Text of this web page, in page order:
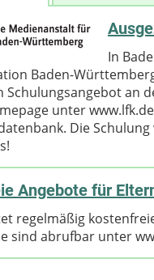
In
Baden-
Schulungsangebot an
unter
Die
Angebote für
regelmäßig
sind abrufbar unter